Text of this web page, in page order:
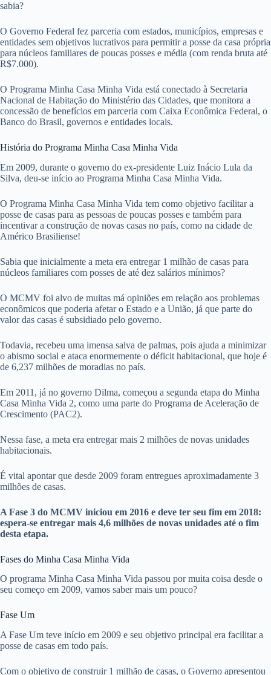
sabia?
O Governo Federal fez parceria com estados, municípios, empresas e
entidades sem objetivos lucrativos para permitir a posse da casa própria
para núcleos familiares de poucas posses e média (com renda bruta até
R$7.000).
O Programa Minha Casa Minha Vida está conectado à Secretaria
Nacional de Habitação do Ministério das Cidades, que monitora a
concessão de benefícios em parceria com Caixa Econômica Federal, o
Banco do Brasil, governos e entidades locais.
História do Programa Minha Casa Minha Vida
Em 2009, durante o governo do ex-presidente Luiz Inácio Lula da
Silva, deu-se início ao Programa Minha Casa Minha Vida.
O Programa Minha Casa Minha Vida tem como objetivo facilitar a
posse de casas para as pessoas de poucas posses e também para
incentivar a construção de novas casas no país, como na cidade de
Américo Brasiliense!
Sabia que inicialmente a meta era entregar 1 milhão de casas para
núcleos familiares com posses de até dez salários mínimos?
O MCMV foi alvo de muitas má opiniões em relação aos problemas
econômicos que poderia afetar o Estado e a União, já que parte do
valor das casas é subsidiado pelo governo.
Todavia, recebeu uma imensa salva de palmas, pois ajuda a minimizar
o abismo social e ataca enormemente o déficit habitacional, que hoje é
de 6,237 milhões de moradias no país.
Em 2011, já no governo Dilma, começou a segunda etapa do Minha
Casa Minha Vida 2, como uma parte do Programa de Aceleração de
Crescimento (PAC2).
Nessa fase, a meta era entregar mais 2 milhões de novas unidades
habitacionais.
É vital apontar que desde 2009 foram entregues aproximadamente 3
milhões de casas.
A Fase 3 do MCMV iniciou em 2016 e deve ter seu fim em 2018:
espera-se entregar mais 4,6 milhões de novas unidades até o fim
desta etapa.
Fases do Minha Casa Minha Vida
O programa Minha Casa Minha Vida passou por muita coisa desde o
seu começo em 2009, vamos saber mais um pouco?
Fase Um
A Fase Um teve início em 2009 e seu objetivo principal era facilitar a
posse de casas em todo país.
Com o objetivo de construir 1 milhão de casas, o Governo apresentou